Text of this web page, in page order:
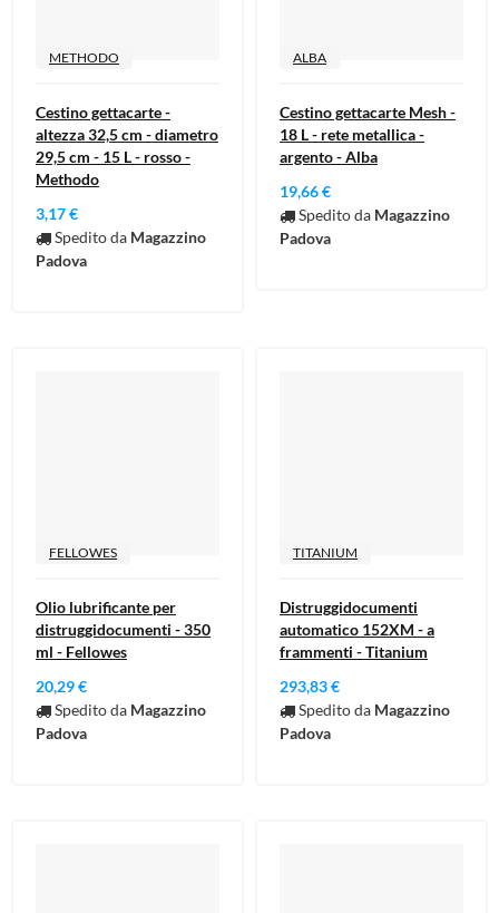
METHODO
Cestino gettacarte -
altezza 32,5 cm - diametro
29,5 cm - 15 L - rosso -
Methodo
3,17 €
Spedito da Magazzino
Padova
ALBA
Cestino gettacarte Mesh -
18 L - rete metallica -
argento - Alba
19,66 €
Spedito da Magazzino
Padova
FELLOWES
Olio lubrificante per
distruggidocumenti - 350
ml - Fellowes
20,29 €
Spedito da Magazzino
Padova
TITANIUM
Distruggidocumenti
automatico 152XM - a
frammenti - Titanium
293,83 €
Spedito da Magazzino
Padova